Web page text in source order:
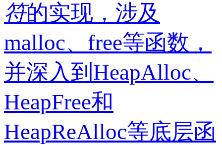
符的实现，涉及
malloc、free等函数，
并深入到HeapAlloc、
HeapFree和
HeapReAlloc等底层函